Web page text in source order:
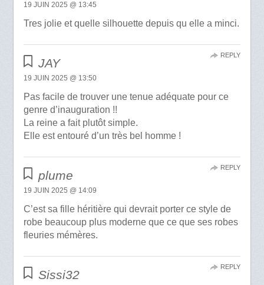
19 JUIN 2025 @ 13:45
Tres jolie et quelle silhouette depuis qu elle a minci.
JAY
19 JUIN 2025 @ 13:50
Pas facile de trouver une tenue adéquate pour ce
genre d’inauguration !!
La reine a fait plutôt simple.
Elle est entouré d’un très bel homme !
REPLY
plume
19 JUIN 2025 @ 14:09
C’est sa fille héritière qui devrait porter ce style de
robe beaucoup plus moderne que ce que ses robes
fleuries mémères.
REPLY
Sissi32
REPLY